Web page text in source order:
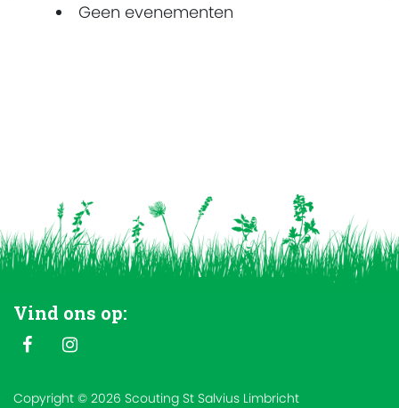
Geen evenementen
Vind ons op:
Copyright © 2026 Scouting St Salvius Limbricht